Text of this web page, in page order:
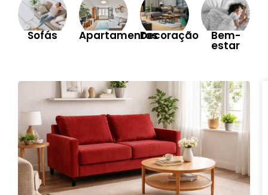
Sofás ApartamentosDecoração Bem-
estar